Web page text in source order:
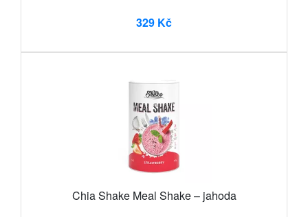
329 Kč
Chia Shake Meal Shake – jahoda